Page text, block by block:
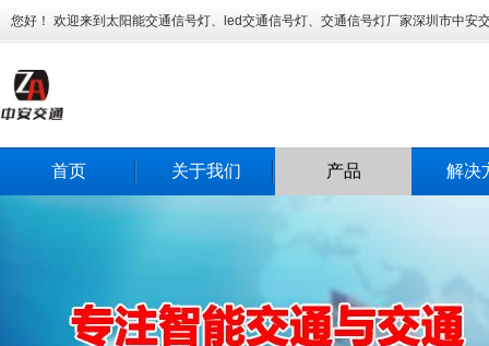
您好！ 欢迎来到太阳能交通信号灯、led交通信号灯、交通信号灯厂家深圳市中安
首页 关于我们 产品 解决